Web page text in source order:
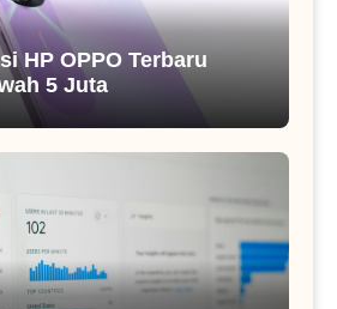
HP OPPO Terbaru
5 Juta